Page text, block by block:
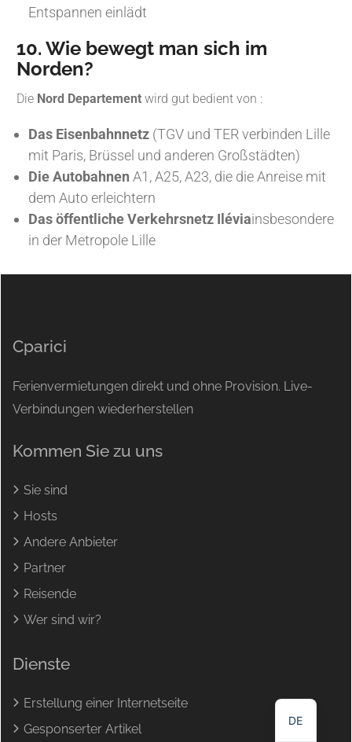
Entspannen einlädt
10. Wie bewegt man sich im
Norden?
Die Nord Departement wird gut bedient von :
Das Eisenbahnnetz (TGV und TER verbinden Lille
mit Paris, Brüssel und anderen Großstädten)
Die Autobahnen A1, A25, A23, die die Anreise mit
dem Auto erleichtern
Das öffentliche Verkehrsnetz Iléviainsbesondere
in der Metropole Lille
Cparici
Ferienvermietungen direkt und ohne Provision. Live-
Verbindungen wiederherstellen
Kommen Sie zu uns
Sie sind
Hosts
Andere Anbieter
Partner
Reisende
Wer sind wir?
Dienste
Erstellung einer Internetseite
Gesponserter Artikel
DE